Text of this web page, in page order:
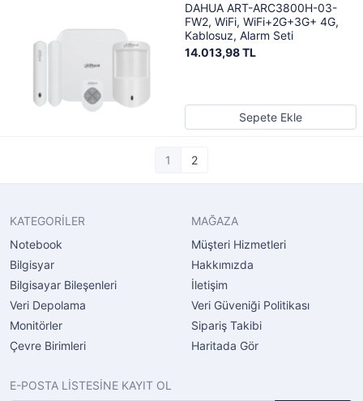
DAHUA ART-ARC3800H-03-
FW2, WiFi, WiFi+2G+3G+ 4G,
Kablosuz, Alarm Seti
14.013,98 TL
Sepete Ekle
1 2
KATEGORİLER
Notebook
Bilgisyar
Bilgisayar Bileşenleri
Veri Depolama
Monitörler
Çevre Birimleri
MAĞAZA
Müşteri Hizmetleri
Hakkımızda
İletişim
Veri Güveniği Politikası
Sipariş Takibi
Haritada Gör
E-POSTA LİSTESİNE KAYIT OL